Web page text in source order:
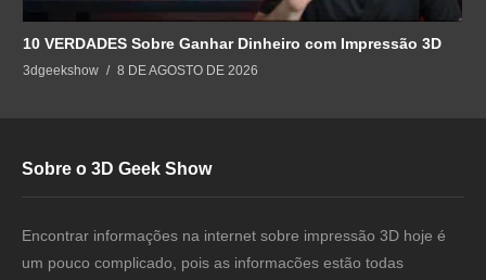
10 VERDADES Sobre Ganhar Dinheiro com Impressão 3D
3dgeekshow 8 DE AGOSTO DE 2026
Sobre o 3D Geek Show
Encontrar informações na internet sobre impressão 3D hoje é
um pouco complicado, pois as informacões estão todas